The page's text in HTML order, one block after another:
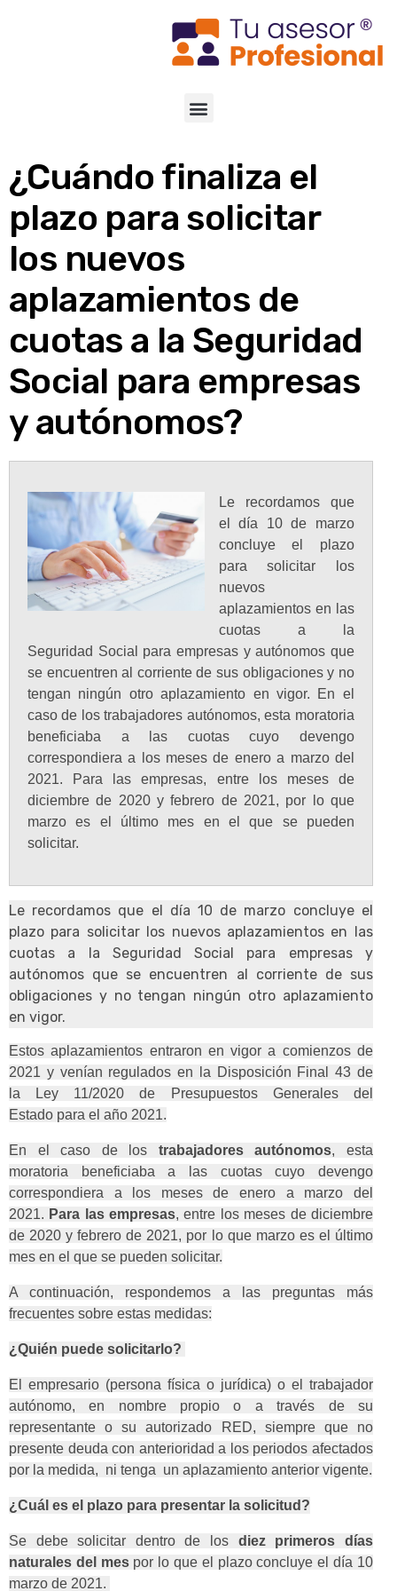
¿Cuándo finaliza el
plazo para solicitar
los nuevos
aplazamientos de
cuotas a la Seguridad
Social para empresas
y autónomos?
Le recordamos que
el día 10 de marzo
concluye el plazo
para solicitar los
nuevos
aplazamientos en las
cuotas a la
Seguridad Social para empresas y autónomos que
se encuentren al corriente de sus obligaciones y no
tengan ningún otro aplazamiento en vigor. En el
caso de los trabajadores autónomos, esta moratoria
beneficiaba a las cuotas cuyo devengo
correspondiera a los meses de enero a marzo del
2021. Para las empresas, entre los meses de
diciembre de 2020 y febrero de 2021, por lo que
marzo es el último mes en el que se pueden
solicitar.
Le recordamos que el día 10 de marzo concluye el
plazo para solicitar los nuevos aplazamientos en las
cuotas a la Seguridad Social para empresas y
autónomos que se encuentren al corriente de sus
obligaciones y no tengan ningún otro aplazamiento
en vigor.
Estos aplazamientos entraron en vigor a comienzos de
2021 y venían regulados en la Disposición Final 43 de
la Ley 11/2020 de Presupuestos Generales del
Estado para el año 2021.
En el caso de los trabajadores autónomos, esta
moratoria beneficiaba a las cuotas cuyo devengo
correspondiera a los meses de enero a marzo del
2021. Para las empresas, entre los meses de diciembre
de 2020 y febrero de 2021, por lo que marzo es el último
mes en el que se pueden solicitar.
A continuación, respondemos a las preguntas más
frecuentes sobre estas medidas:
¿Quién puede solicitarlo?
El empresario (persona física o jurídica) o el trabajador
autónomo, en nombre propio o a través de su
representante o su autorizado RED, siempre que no
presente deuda con anterioridad a los periodos afectados
por la medida, ni tenga un aplazamiento anterior vigente.
¿Cuál es el plazo para presentar la solicitud?
Se debe solicitar dentro de los diez primeros días
naturales del mespor lo que el plazo concluye el día 10
marzo de 2021.